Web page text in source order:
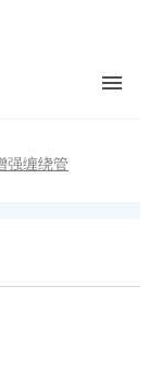
强缠绕管